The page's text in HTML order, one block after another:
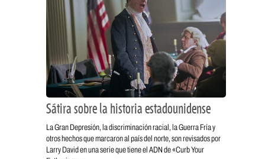
Sátira sobre la historia estadounidense
La Gran Depresión, la discriminación racial, la Guerra Fría y
otros hechos que marcaron al país del norte, son revisados por
Larry David en una serie que tiene el ADN de «Curb Your